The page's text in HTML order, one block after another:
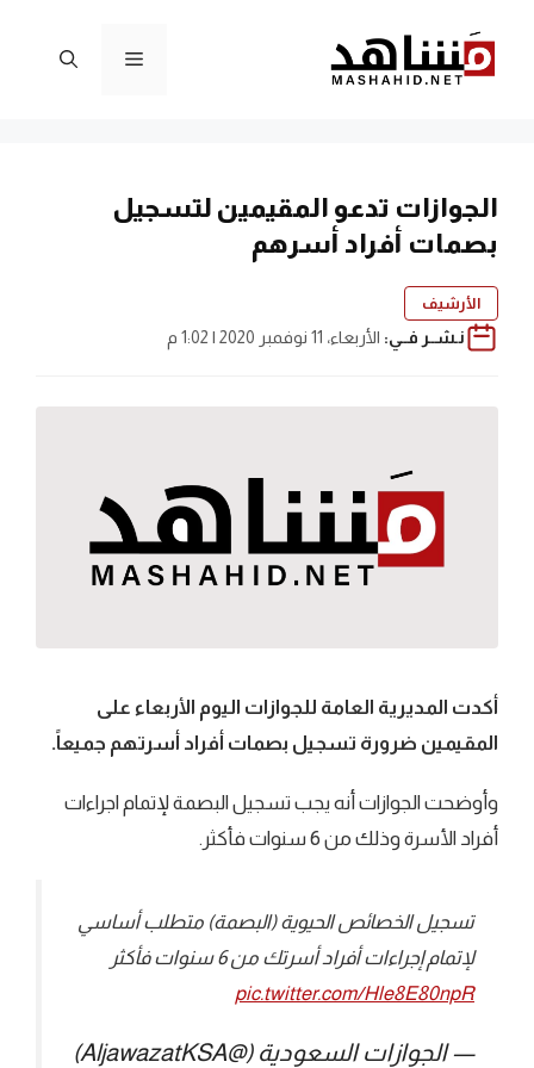
المحتوى
القائمة
الجوازات تدعو المقيمين لتسجيل
بصمات أفراد أسرهم
الأرشيف
نـشــر فــي: الأربعاء، 11 نوفمبر 2020 | 1:02 م
أكدت المديرية العامة للجوازات اليوم الأربعاء على
المقيمين ضرورة تسجيل بصمات أفراد أسرتهم جميعاً.
وأوضحت الجوازات أنه يجب تسجيل البصمة لإتمام اجراءات
أفراد الأسرة وذلك من 6 سنوات فأكثر.
تسجيل الخصائص الحيوية (البصمة) متطلب أساسي
لإتمام إجراءات أفراد أسرتك من 6 سنوات فأكثر
pic.twitter.com/Hle8E80npR
— الجوازات السعودية (@AljawazatKSA)